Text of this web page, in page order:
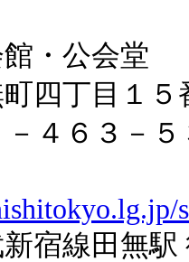
・公会堂
四丁目１５
４６３－５
線田無駅